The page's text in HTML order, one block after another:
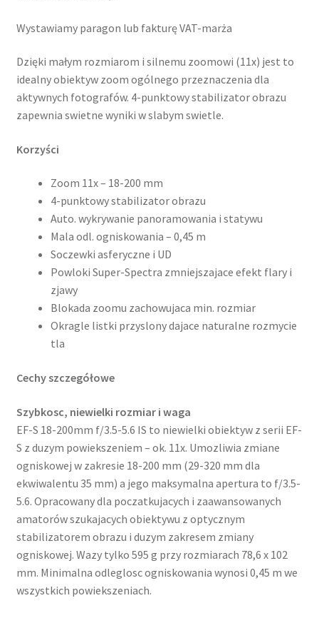
Wystawiamy paragon lub fakturę VAT-marża
Dzięki małym rozmiarom i silnemu zoomowi (11x) jest to
idealny obiektyw zoom ogólnego przeznaczenia dla
aktywnych fotografów. 4-punktowy stabilizator obrazu
zapewnia swietne wyniki w slabym swietle.
Korzyści
Zoom 11x – 18-200 mm
4-punktowy stabilizator obrazu
Auto. wykrywanie panoramowania i statywu
Mala odl. ogniskowania – 0,45 m
Soczewki asferyczne i UD
Powloki Super-Spectra zmniejszajace efekt flary i
zjawy
Blokada zoomu zachowujaca min. rozmiar
Okragle listki przyslony dajace naturalne rozmycie
tla
Cechy szczegółowe
Szybkosc, niewielki rozmiar i waga
EF-S 18-200mm f/3.5-5.6 IS to niewielki obiektyw z serii EF-
S z duzym powiekszeniem – ok. 11x. Umozliwia zmiane
ogniskowej w zakresie 18-200 mm (29-320 mm dla
ekwiwalentu 35 mm) a jego maksymalna apertura to f/3.5-
5.6. Opracowany dla poczatkujacych i zaawansowanych
amatorów szukajacych obiektywu z optycznym
stabilizatorem obrazu i duzym zakresem zmiany
ogniskowej. Wazy tylko 595 g przy rozmiarach 78,6 x 102
mm. Minimalna odleglosc ogniskowania wynosi 0,45 m we
wszystkich powiekszeniach.